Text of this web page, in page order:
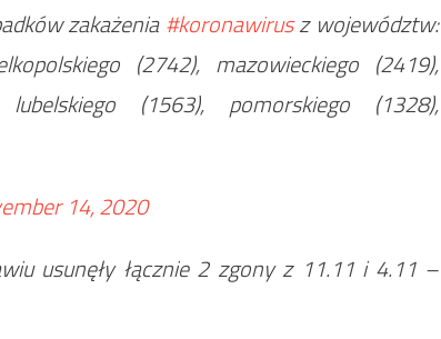
zakażenia#koronawirusz województw:
(2742), mazowieckiego (2419),
(1563), pomorskiego (1328),
14, 2020
usunęły łącznie 2 zgony z 11.11 i 4.11 –